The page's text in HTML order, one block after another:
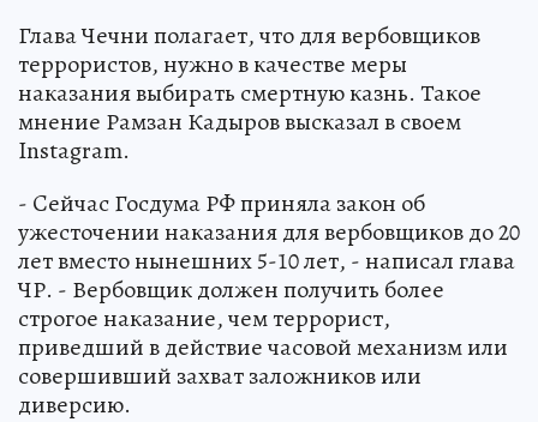
Глава Чечни полагает, что для вербовщиков
террористов, нужно в качестве меры
наказания выбирать смертную казнь. Такое
мнение Рамзан Кадыров высказал в своем
Instagram.
- Cейчас Госдума РФ приняла закон об
ужесточении наказания для вербовщиков до 20
лет вместо нынешних 5-10 лет, - написал глава
ЧР. - Вербовщик должен получить более
строгое наказание, чем террорист,
приведший в действие часовой механизм или
совершивший захват заложников или
диверсию.